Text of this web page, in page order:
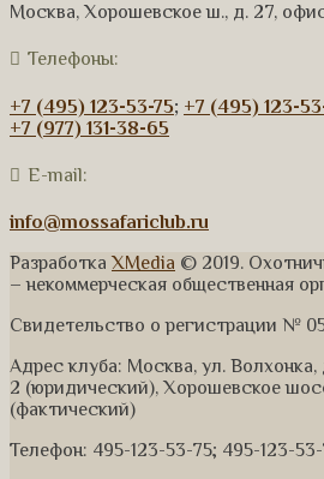
Москва, Хорошевское ш., д. 27,
Телефоны:
+7 (495) 123-53-75; +7 (495) 123-
+7 (977) 131-38-65
E-mail:
info@mossafariclub.ru
Разработка XMedia © 2019.
– некоммерческая общественная
Свидетельство о регистрации №
Адрес клуба: Москва, ул. Волхонка,
2 (юридический), Хорошевское
(фактический)
Телефон: 495-123-53-75; 495-123-